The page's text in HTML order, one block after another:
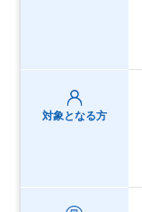
対象となる方